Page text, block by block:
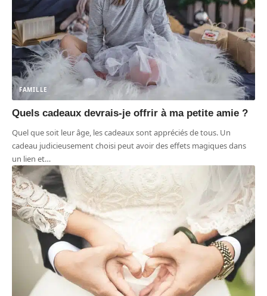
FAMILLE
Quels cadeaux devrais-je offrir à ma petite amie ?
Quel que soit leur âge, les cadeaux sont appréciés de tous. Un
cadeau judicieusement choisi peut avoir des effets magiques dans
un lien et…